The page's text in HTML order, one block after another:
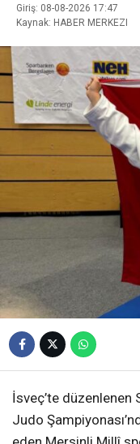
Giriş: 08-08-2026 17:47
Kaynak: HABER MERKEZI
İsveç’te düzenlenen
Judo